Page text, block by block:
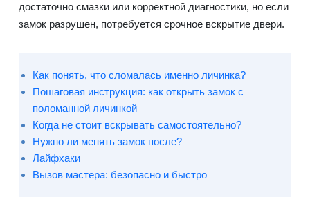
достаточно смазки или корректной диагностики, но если
замок разрушен, потребуется срочное вскрытие двери.
Как понять, что сломалась именно личинка?
Пошаговая инструкция: как открыть замок с
поломанной личинкой
Когда не стоит вскрывать самостоятельно?
Нужно ли менять замок после?
Лайфхаки
Вызов мастера: безопасно и быстро